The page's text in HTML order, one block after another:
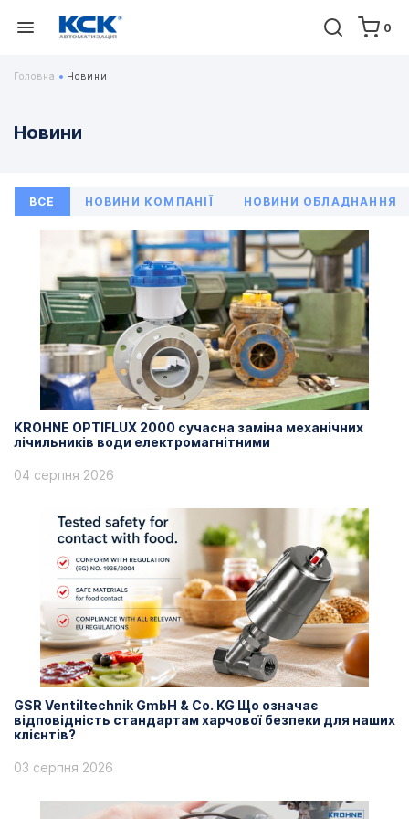
0
Головна Новини
Новини
ВСЕ НОВИНИ КОМПАНІЇ НОВИНИ ОБЛАДНАННЯ
KROHNE OPTIFLUX 2000 сучасна заміна механічних
лічильників води електромагнітними
04 серпня 2026
GSR Ventiltechnik GmbH & Co. KG Що означає
відповідність стандартам харчової безпеки для наших
клієнтів?
03 серпня 2026